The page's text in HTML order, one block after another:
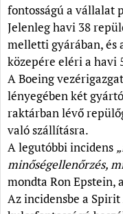
fontosságú a vállalat
Jelenleg havi 38
melletti gyárában, és
közepére eléri a havi
A Boeing
lényegében két
raktárban lévő
való szállításra.
A legutóbbi incidens
minőségellenőrzés,
mondta Ron Epstein,
Az incidensbe a